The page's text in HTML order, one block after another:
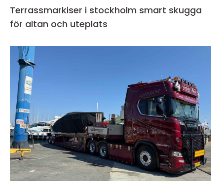
Terrassmarkiser i stockholm smart skugga
för altan och uteplats